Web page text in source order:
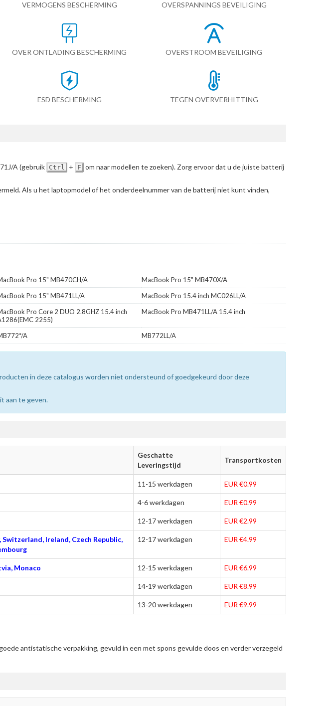
VERMOGENS BESCHERMING OVERSPANNINGS BEVEILIGING
OVER ONTLADING BESCHERMING OVERSTROOM BEVEILIGING
ESD BESCHERMING TEGEN OVERVERHITTING
A (gebruik Ctrl + F om naar modellen te zoeken). Zorg ervoor dat u de juiste batterij
Als u het laptopmodel of het onderdeelnummer van de batterij niet kunt vinden,
Pro 15" MB470CH/A
MacBook Pro 15" MB470X/A
Pro 15" MB471LL/A
MacBook Pro 15.4 inch MC026LL/A
Pro Core 2 DUO 2.8GHZ 15.4 inch
2255)
MacBook Pro MB471LL/A 15.4 inch
A MB772LL/A
in deze catalogus worden niet ondersteund of goedgekeurd door deze
aan te geven.
Geschatte
Leveringstijd
Transportkosten
11-15 werkdagen EUR €0.99
4-6 werkdagen EUR €0.99
12-17 werkdagen EUR €2.99
Ireland, Czech Republic,
12-17 werkdagen EUR €4.99
Monaco 12-15 werkdagen EUR €6.99
14-19 werkdagen EUR €8.99
13-20 werkdagen EUR €9.99
antistatische verpakking, gevuld in een met spons gevulde doos en verder verzegeld